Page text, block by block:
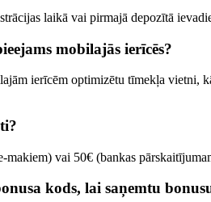
laikā vai pirmajā depozītā
mobilajās ierīcēs?
ierīcēm optimizētu tīmekļa vietni,
vai 50€ (bankas
kods, lai saņemtu